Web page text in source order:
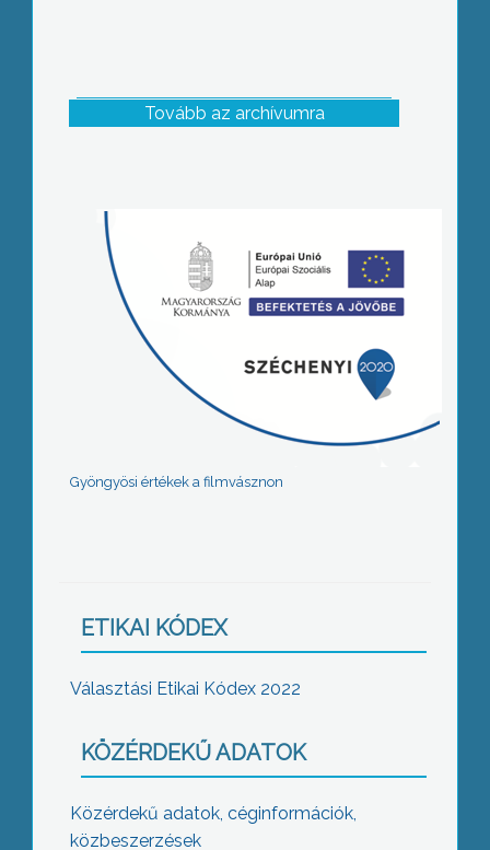
Tovább az archívumra
Gyöngyösi értékek a filmvásznon
ETIKAI KÓDEX
Választási Etikai Kódex 2022
KÖZÉRDEKŰ ADATOK
Közérdekű adatok, céginformációk,
közbeszerzések